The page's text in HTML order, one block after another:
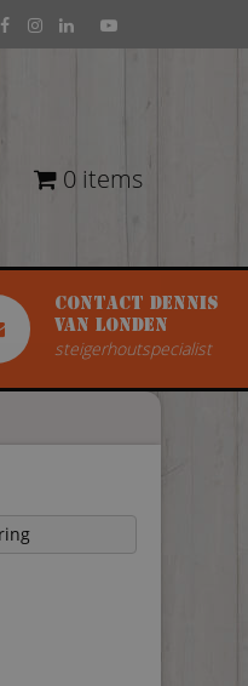
Contact Dennis
van Londen
steigerhoutspecialist
0 items